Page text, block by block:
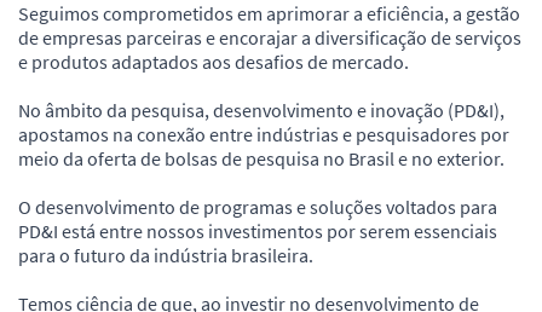
Seguimos comprometidos em aprimorar a eficiência, a gestão
de empresas parceiras e encorajar a diversificação de serviços
e produtos adaptados aos desafios de mercado.
No âmbito da pesquisa, desenvolvimento e inovação (PD&I),
apostamos na conexão entre indústrias e pesquisadores por
meio da oferta de bolsas de pesquisa no Brasil e no exterior.
O desenvolvimento de programas e soluções voltados para
PD&I está entre nossos investimentos por serem essenciais
para o futuro da indústria brasileira.
Temos ciência de que, ao investir no desenvolvimento de